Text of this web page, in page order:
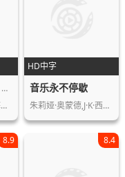
疯狂的麦克斯4：狂暴之路
汤姆·哈迪,查理兹·塞隆,尼古拉斯·霍…
HD中字
音乐永不停歇
朱莉娅·奥蒙德,J·K·西蒙斯,卢·泰勒…
8.9 8.4